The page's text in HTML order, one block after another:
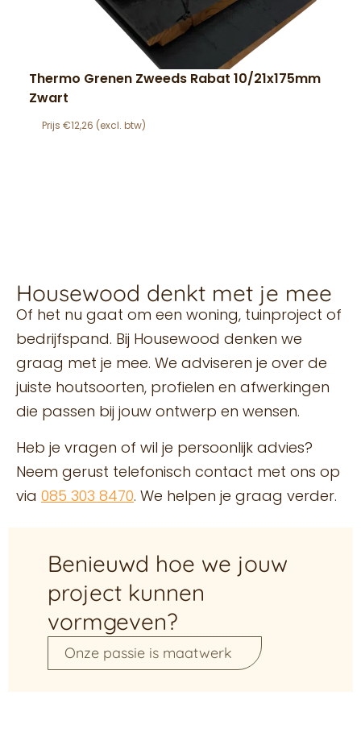
Thermo Grenen Zweeds Rabat 10/21x175mm
Zwart
€12,26
Housewood denkt met je mee
Of het nu gaat om een woning, tuinproject of
bedrijfspand. Bij Housewood denken we
graag met je mee. We adviseren je over de
juiste houtsoorten, profielen en afwerkingen
die passen bij jouw ontwerp en wensen.
Heb je vragen of wil je persoonlijk advies?
Neem gerust telefonisch contact met ons op
via 085 303 8470. We helpen je graag verder.
Benieuwd hoe we jouw
project kunnen
vormgeven?
Onze passie is maatwerk